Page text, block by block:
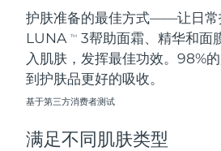
护肤准备的最佳方式——让日常
LUNATM
3帮助面霜、精华和面
入肌肤，发挥最佳功效。98%
到护肤品更好的吸收。
基于第三方消费者测试
满足不同肌肤类型
越南